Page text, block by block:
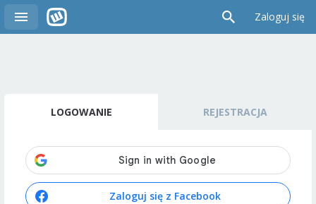
Zaloguj się
LOGOWANIE REJESTRACJA
Zaloguj się z Facebook